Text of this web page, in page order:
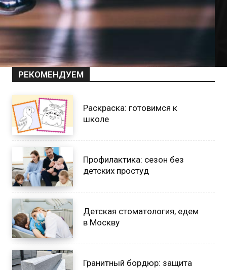
РЕКОМЕНДУЕМ
Раскраска: готовимся к
школе
Профилактика: сезон без
детских простуд
Детская стоматология, едем
в Москву
Гранитный бордюр: защита